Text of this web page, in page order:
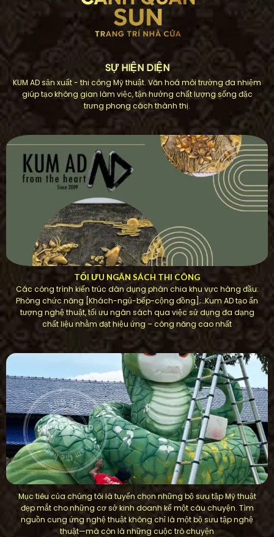
SỰ HIỆN DIỆN
KUM AD sản xuất - thi công Mỹ thuật. Văn hoá môi trường đa nhiệm
giúp tạo không gian làm việc, tận hưởng chất lượng sống đặc
trưng phong cách thành thị.
TỐI ƯU NGÂN SÁCH THI CÔNG
Các công trình kiến ​​trúc dân dụng phân chia khu vực hàng đầu:
Phòng chức năng [Khách-ngủ-bếp-cộng đồng];…Kum AD tạo ấn
tượng nghệ thuật, tối ưu ngân sách qua việc sử dụng đa dạng
chất liệu nhằm đạt hiệu ứng – công năng cao nhất
Mục tiêu của chúng tôi là tuyển chọn những bộ sưu tập Mỹ thuật
đẹp mắt cho những cơ sở kinh doanh kể một câu chuyện. Tìm
nguồn cung ứng nghệ thuật không chỉ là một bộ sưu tập nghệ
thuật—mà còn là những cuộc trò chuyện